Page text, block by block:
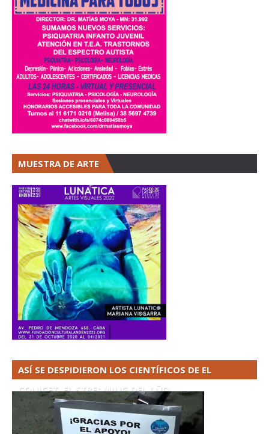
MUESTRA DE ARTE
ASÍ SE DESPIDIERON LOS CIENTÍFICOS DE EL
CONICET. EL STREAMING DEL AÑO